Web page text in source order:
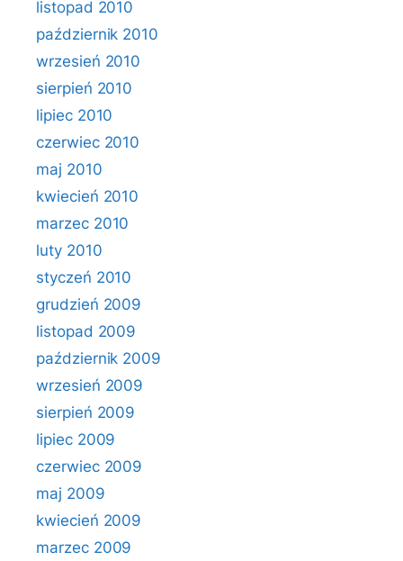
listopad 2010
październik 2010
wrzesień 2010
sierpień 2010
lipiec 2010
czerwiec 2010
maj 2010
kwiecień 2010
marzec 2010
luty 2010
styczeń 2010
grudzień 2009
listopad 2009
październik 2009
wrzesień 2009
sierpień 2009
lipiec 2009
czerwiec 2009
maj 2009
kwiecień 2009
marzec 2009